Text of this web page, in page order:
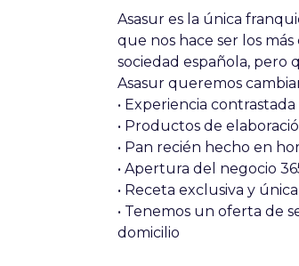
Asasur es la única
que nos hace ser los
sociedad española, pero
Asasur queremos
• Experiencia
• Productos de
• Pan recién hecho en
• Apertura del negocio
• Receta exclusiva y
• Tenemos un oferta de
domicilio